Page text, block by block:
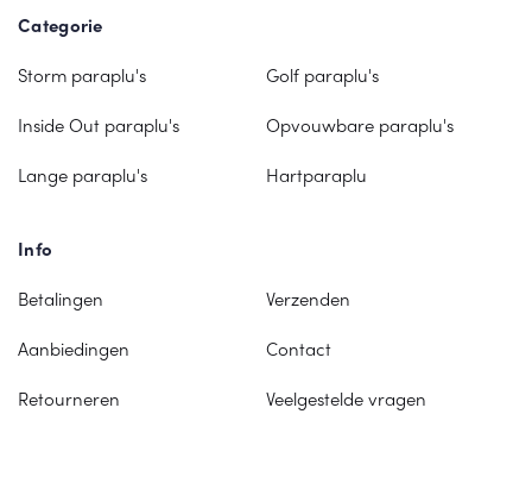
Categorie
Storm paraplu's
Golf paraplu's
Inside Out paraplu's
Opvouwbare paraplu's
Lange paraplu's
Hartparaplu
Info
Betalingen
Verzenden
Aanbiedingen
Contact
Retourneren
Veelgestelde vragen